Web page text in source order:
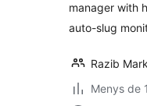
manager with
auto-slug
Razib
Menys de